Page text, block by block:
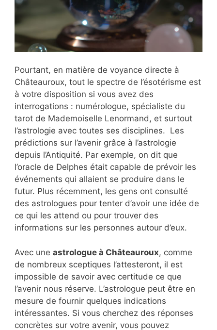
Pourtant, en matière de voyance directe à
Châteauroux, tout le spectre de l’ésotérisme est
à votre disposition si vous avez des
interrogations : numérologue, spécialiste du
tarot de Mademoiselle Lenormand, et surtout
l’astrologie avec toutes ses disciplines. Les
prédictions sur l’avenir grâce à l’astrologie
depuis l’Antiquité. Par exemple, on dit que
l’oracle de Delphes était capable de prévoir les
événements qui allaient se produire dans le
futur. Plus récemment, les gens ont consulté
des astrologues pour tenter d’avoir une idée de
ce qui les attend ou pour trouver des
informations sur les personnes autour d’eux.
Avec une astrologue à Châteauroux, comme
de nombreux sceptiques l’attesteront, il est
impossible de savoir avec certitude ce que
l’avenir nous réserve. L’astrologue peut être en
mesure de fournir quelques indications
intéressantes. Si vous cherchez des réponses
concrètes sur votre avenir, vous pouvez